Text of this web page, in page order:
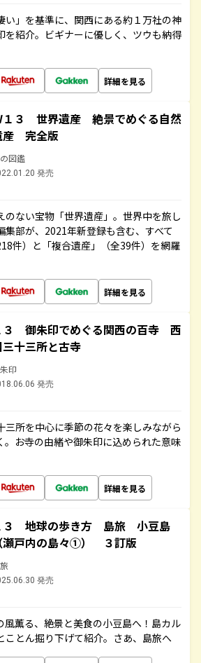
い」を基準に、関西にある約１万社の神
を紹介。ビギナーに優しく、ツウも納得
詳細を見る
１３ 世界遺産 絶景でめぐる自然
産 完全版
図鑑
発売
のない宝物「世界遺産」。世界中を旅し
集部が、2021年新登録も含む、すべて
件）と「複合遺産」（全39件）を網羅
詳細を見る
３ 御朱印でめぐる関西の百寺 西
三十三所と古寺
印
発売
三所を中心に季節の花々を楽しみながら
。お寺の由緒や御朱印に込められた意味
詳細を見る
３ 地球の歩き方 島旅 小豆島
（瀬戸内の島々①） ３訂版
発売
風薫る、絶景と美食の小豆島へ！島カル
ことん掘り下げて紹介。さあ、島旅へ